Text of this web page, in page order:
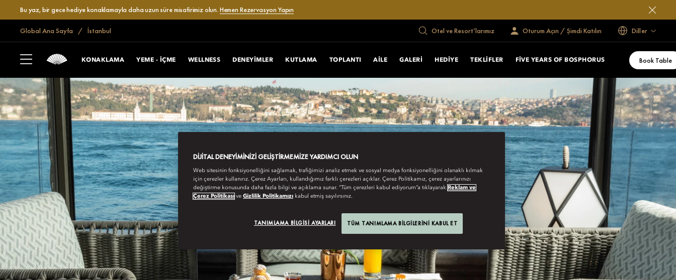
Bu yaz, bir gece hediye konaklamayla daha uzun süre misafirimiz olun. Hemen Rezervasyon Yapın
Global Ana Sayfa İstanbul Otel ve Resort’larımız Oturum Açın / Şimdi Katılın Diller
KONAKLAMA YEME - İÇME WELLNESS DENEYIMLER KUTLAMA TOPLANTI AILE GALERI HEDIYE TEKLIFLER FIVE YEARS OF BOSPHORUS Book Table
DIJITAL DENEYIMINIZI GELIŞTIRMEMIZE YARDIMCI OLUN
Web sitesinin fonksiyonelliğini sağlamak, trafiğimizi analiz etmek ve sosyal medya fonksiyonelliğini olanaklı kılmak
için çerezler kullanırız. Çerez Ayarları, kullandığımız farklı çerezleri açıklar. Çerez Politikamız, çerez ayarlarınızı
değiştirme konusunda daha fazla bilgi ve açıklama sunar. “Tüm çerezleri kabul ediyorum”a tıklayarak Reklam ve
Çerez Politikası ve Gizlilik Politikamızı kabul etmiş sayılırsınız.
TANIMLAMA BILGISI AYARLARI TÜM TANIMLAMA BILGILERINI KABUL ET